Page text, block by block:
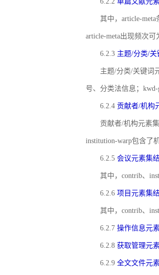
其中，article-
article-meta出现频次可
6.2.3 主题/分类/
主题/分类/关键词
号、分类法信息；
6.2.4 贡献者/机构
贡献者/机构元素
institution-warp包含了
6.2.5 会议元素集
其中，contrib、
6.2.6 项目元素集
其中，contrib、
6.2.7 操作信息元
6.2.8 获取管理元
6.2.9 全文文件元